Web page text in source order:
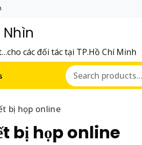
các đối tác tại TP.Hồ Chí Minh
bị họp online
bị họp online